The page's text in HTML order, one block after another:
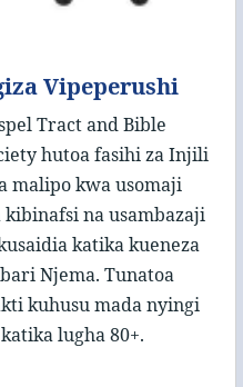
Vipeperushi
Tract and Bible
hutoa fasihi za Injili
malipo kwa usomaji
kibinafsi na usambazaji
katika kueneza
Njema. Tunatoa
kuhusu mada nyingi
lugha 80+.